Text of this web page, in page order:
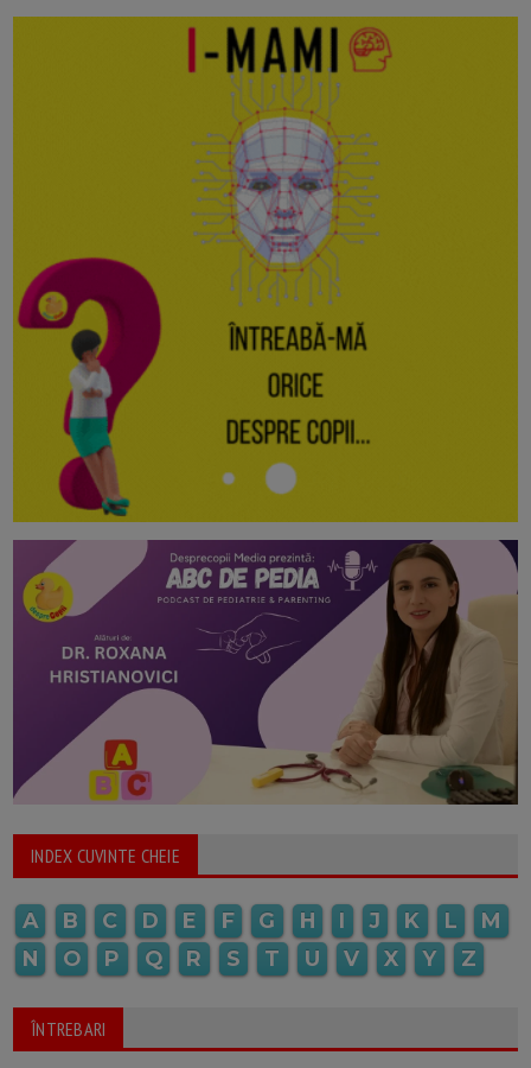
INDEX CUVINTE CHEIE
A B C D E F G H I J K L
M
N
O P Q R S T U V X Y Z
ÎNTREBARI